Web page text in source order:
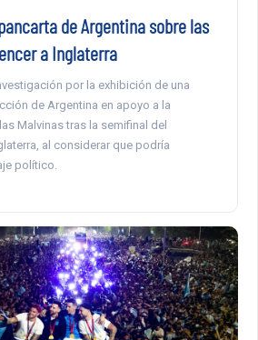
de Argentina sobre las
a Inglaterra
por la exhibición de una
de Argentina en apoyo a la
Malvinas tras la semifinal del
al considerar que podría
político.